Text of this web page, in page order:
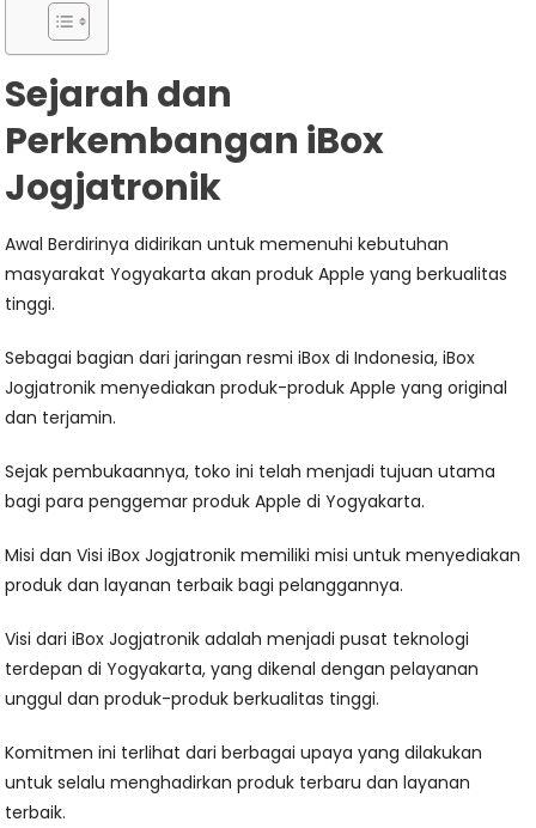
Sejarah dan
Perkembangan iBox
Jogjatronik
Awal Berdirinya didirikan untuk memenuhi kebutuhan
masyarakat Yogyakarta akan produk Apple yang berkualitas
tinggi.
Sebagai bagian dari jaringan resmi iBox di Indonesia, iBox
Jogjatronik menyediakan produk-produk Apple yang original
dan terjamin.
Sejak pembukaannya, toko ini telah menjadi tujuan utama
bagi para penggemar produk Apple di Yogyakarta.
Misi dan Visi iBox Jogjatronik memiliki misi untuk menyediakan
produk dan layanan terbaik bagi pelanggannya.
Visi dari iBox Jogjatronik adalah menjadi pusat teknologi
terdepan di Yogyakarta, yang dikenal dengan pelayanan
unggul dan produk-produk berkualitas tinggi.
Komitmen ini terlihat dari berbagai upaya yang dilakukan
untuk selalu menghadirkan produk terbaru dan layanan
terbaik.